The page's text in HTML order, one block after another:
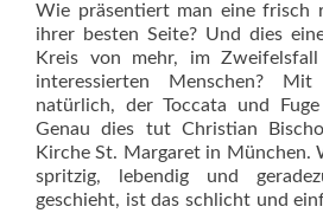
Wie präsentiert man eine frisch
ihrer besten Seite? Und dies
Kreis von mehr, im
interessierten Menschen? Mit
natürlich, der Toccata und
Genau dies tut Christian
Kirche St. Margaret in München.
spritzig, lebendig und
geschieht, ist das schlicht und